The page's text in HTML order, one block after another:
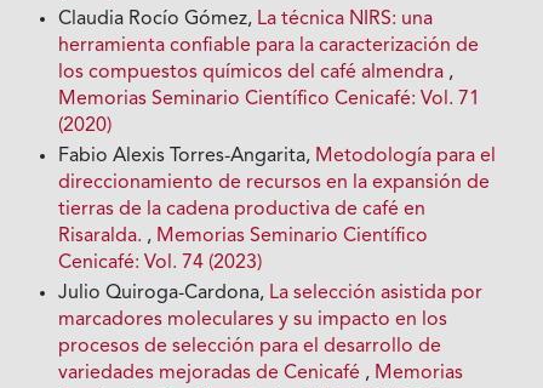
Claudia Rocío Gómez, La técnica NIRS: una
herramienta confiable para la caracterización de
los compuestos químicos del café almendra ,
Memorias Seminario Científico Cenicafé: Vol. 71
(2020)
Fabio Alexis Torres-Angarita, Metodología para el
direccionamiento de recursos en la expansión de
tierras de la cadena productiva de café en
Risaralda. , Memorias Seminario Científico
Cenicafé: Vol. 74 (2023)
Julio Quiroga-Cardona, La selección asistida por
marcadores moleculares y su impacto en los
procesos de selección para el desarrollo de
variedades mejoradas de Cenicafé , Memorias